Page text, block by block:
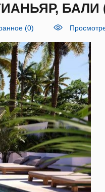
БАЛИ
(0)